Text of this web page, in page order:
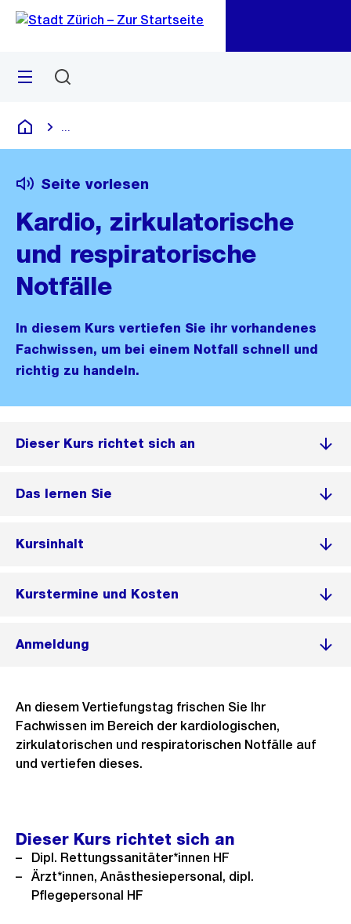
Navigation
Sprunglink
Menü
Deutsch
Seite vorlesen
Kardio, zirkulatorische
und respiratorische
Notfälle
In diesem Kurs vertiefen Sie ihr vorhandenes
Fachwissen, um bei einem Notfall schnell und
richtig zu handeln.
Dieser Kurs richtet sich an
Das lernen Sie
Kursinhalt
Kurstermine und Kosten
Anmeldung
An diesem Vertiefungstag frischen Sie Ihr
Fachwissen im Bereich der kardiologischen,
zirkulatorischen und respiratorischen Notfälle auf
und vertiefen dieses.
Dieser Kurs richtet sich an
Dipl. Rettungssanitäter*innen HF
Ärzt*innen, Anästhesiepersonal, dipl.
Pflegepersonal HF